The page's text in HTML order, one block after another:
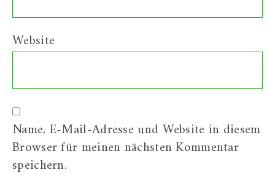
Website
Name, E-Mail-Adresse und Website in diesem
Browser für meinen nächsten Kommentar
speichern.